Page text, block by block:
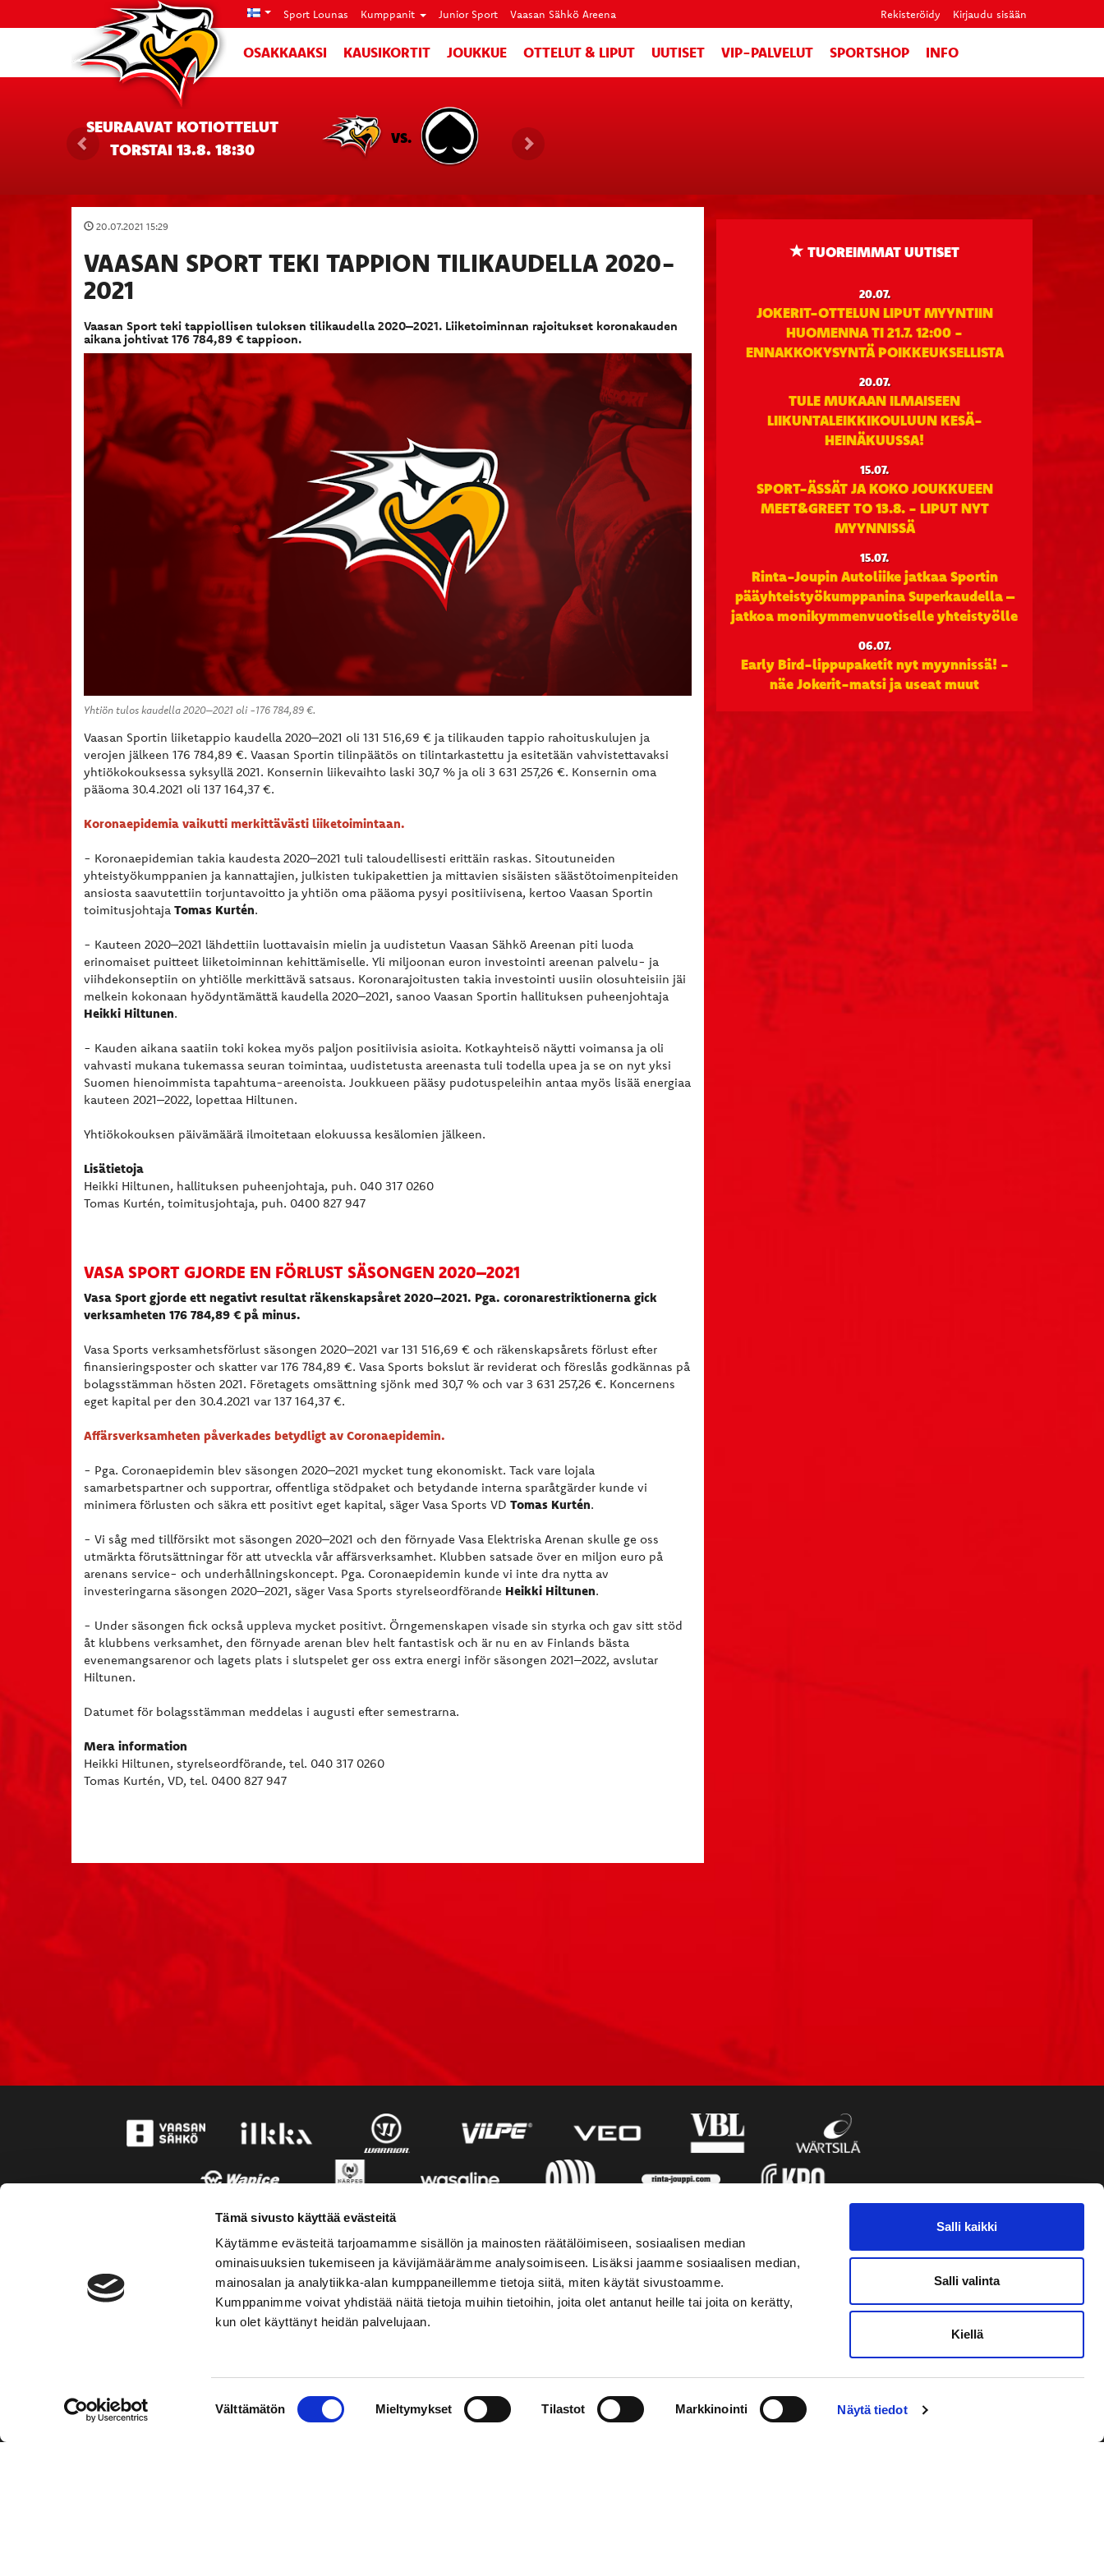
Tämä sivusto käyttää evästeitä
Käytämme evästeitä tarjoamamme sisällön ja mainosten räätälöimiseen, sosiaalisen median
ominaisuuksien tukemiseen ja kävijämäärämme analysoimiseen. Lisäksi jaamme sosiaalisen median,
mainosalan ja analytiikka-alan kumppaneillemme tietoja siitä, miten käytät sivustoamme.
Kumppanimme voivat yhdistää näitä tietoja muihin tietoihin, joita olet antanut heille tai joita on kerätty,
kun olet käyttänyt heidän palvelujaan.
Välttämätön Mieltymykset Tilastot Markkinointi Näytä tiedot
Salli kaikki
Salli valinta
Kiellä
Sport Lounas Kumppanit Junior Sport Vaasan Sähkö Areena Rekisteröidy Kirjaudu sisään
OSAKKAAKSI KAUSIKORTIT JOUKKUE OTTELUT & LIPUT UUTISET VIP-PALVELUT SPORTSHOP INFO
SEURAAVAT KOTIOTTELUT
TORSTAI 13.8. 18:30
VS.
20.07.2021 15:29
VAASAN SPORT TEKI TAPPION TILIKAUDELLA 2020-
2021
Vaasan Sport teki tappiollisen tuloksen tilikaudella 2020–2021. Liiketoiminnan rajoitukset koronakauden
aikana johtivat 176 784,89 € tappioon.
Yhtiön tulos kaudella 2020–2021 oli -176 784,89 €.
Vaasan Sportin liiketappio kaudella 2020–2021 oli 131 516,69 € ja tilikauden tappio rahoituskulujen ja
verojen jälkeen 176 784,89 €. Vaasan Sportin tilinpäätös on tilintarkastettu ja esitetään vahvistettavaksi
yhtiökokouksessa syksyllä 2021. Konsernin liikevaihto laski 30,7 % ja oli 3 631 257,26 €. Konsernin oma
pääoma 30.4.2021 oli 137 164,37 €.
Koronaepidemia vaikutti merkittävästi liiketoimintaan.
- Koronaepidemian takia kaudesta 2020–2021 tuli taloudellisesti erittäin raskas. Sitoutuneiden
yhteistyökumppanien ja kannattajien, julkisten tukipakettien ja mittavien sisäisten säästötoimenpiteiden
ansiosta saavutettiin torjuntavoitto ja yhtiön oma pääoma pysyi positiivisena, kertoo Vaasan Sportin
toimitusjohtaja Tomas Kurtén.
- Kauteen 2020–2021 lähdettiin luottavaisin mielin ja uudistetun Vaasan Sähkö Areenan piti luoda
erinomaiset puitteet liiketoiminnan kehittämiselle. Yli miljoonan euron investointi areenan palvelu- ja
viihdekonseptiin on yhtiölle merkittävä satsaus. Koronarajoitusten takia investointi uusiin olosuhteisiin jäi
melkein kokonaan hyödyntämättä kaudella 2020–2021, sanoo Vaasan Sportin hallituksen puheenjohtaja
Heikki Hiltunen.
- Kauden aikana saatiin toki kokea myös paljon positiivisia asioita. Kotkayhteisö näytti voimansa ja oli
vahvasti mukana tukemassa seuran toimintaa, uudistetusta areenasta tuli todella upea ja se on nyt yksi
Suomen hienoimmista tapahtuma-areenoista. Joukkueen pääsy pudotuspeleihin antaa myös lisää energiaa
kauteen 2021–2022, lopettaa Hiltunen.
Yhtiökokouksen päivämäärä ilmoitetaan elokuussa kesälomien jälkeen.
Lisätietoja
Heikki Hiltunen, hallituksen puheenjohtaja, puh. 040 317 0260
Tomas Kurtén, toimitusjohtaja, puh. 0400 827 947
VASA SPORT GJORDE EN FÖRLUST SÄSONGEN 2020–2021
Vasa Sport gjorde ett negativt resultat räkenskapsåret 2020–2021. Pga. coronarestriktionerna gick
verksamheten 176 784,89 € på minus.
Vasa Sports verksamhetsförlust säsongen 2020–2021 var 131 516,69 € och räkenskapsårets förlust efter
finansieringsposter och skatter var 176 784,89 €. Vasa Sports bokslut är reviderat och föreslås godkännas på
bolagsstämman hösten 2021. Företagets omsättning sjönk med 30,7 % och var 3 631 257,26 €. Koncernens
eget kapital per den 30.4.2021 var 137 164,37 €.
Affärsverksamheten påverkades betydligt av Coronaepidemin.
- Pga. Coronaepidemin blev säsongen 2020–2021 mycket tung ekonomiskt. Tack vare lojala
samarbetspartner och supportrar, offentliga stödpaket och betydande interna sparåtgärder kunde vi
minimera förlusten och säkra ett positivt eget kapital, säger Vasa Sports VD Tomas Kurtén.
- Vi såg med tillförsikt mot säsongen 2020–2021 och den förnyade Vasa Elektriska Arenan skulle ge oss
utmärkta förutsättningar för att utveckla vår affärsverksamhet. Klubben satsade över en miljon euro på
arenans service- och underhållningskoncept. Pga. Coronaepidemin kunde vi inte dra nytta av
investeringarna säsongen 2020–2021, säger Vasa Sports styrelseordförande Heikki Hiltunen.
- Under säsongen fick också uppleva mycket positivt. Örngemenskapen visade sin styrka och gav sitt stöd
åt klubbens verksamhet, den förnyade arenan blev helt fantastisk och är nu en av Finlands bästa
evenemangsarenor och lagets plats i slutspelet ger oss extra energi inför säsongen 2021–2022, avslutar
Hiltunen.
Datumet för bolagsstämman meddelas i augusti efter semestrarna.
Mera information
Heikki Hiltunen, styrelseordförande, tel. 040 317 0260
Tomas Kurtén, VD, tel. 0400 827 947
TUOREIMMAT UUTISET
20.07.
JOKERIT-OTTELUN LIPUT MYYNTIIN
HUOMENNA TI 21.7. 12:00 -
ENNAKKOKYSYNTÄ POIKKEUKSELLISTA
20.07.
TULE MUKAAN ILMAISEEN
LIIKUNTALEIKKIKOULUUN KESÄ-
HEINÄKUUSSA!
15.07.
SPORT-ÄSSÄT JA KOKO JOUKKUEEN
MEET&GREET TO 13.8. - LIPUT NYT
MYYNNISSÄ
15.07.
Rinta-Joupin Autoliike jatkaa Sportin
pääyhteistyökumppanina Superkaudella –
jatkoa monikymmenvuotiselle yhteistyölle
06.07.
Early Bird-lippupaketit nyt myynnissä! -
näe Jokerit-matsi ja useat muut
Hockey-Team Vaasan Sport Oy
YHTEYSTIEDOT
Puh: 02 01 555 600
sportshop@vaasansport.fi
SOSIAALINEN MEDIA
facebook
VAASAN SPORT UUTISKIRJE